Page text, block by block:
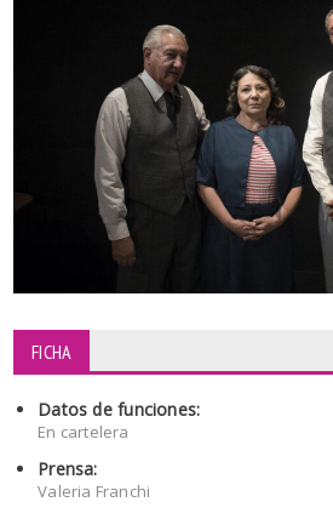
FICHA
Datos de funciones:
En cartelera
Prensa:
Valeria Franchi